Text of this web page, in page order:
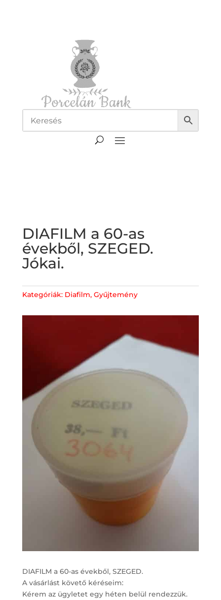
DIAFILM a 60-as
évekből, SZEGED.
Jókai.
Kategóriák: Diafilm, Gyűjtemény
DIAFILM a 60-as évekből, SZEGED.
A vásárlást követő kéréseim:
Kérem az ügyletet egy héten belül rendezzük.